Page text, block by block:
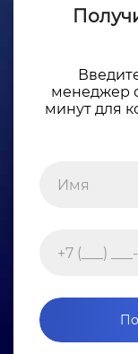
менеджер
минут для